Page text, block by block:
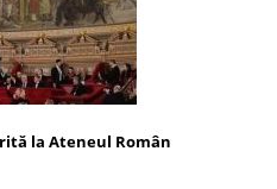
la Ateneul Român